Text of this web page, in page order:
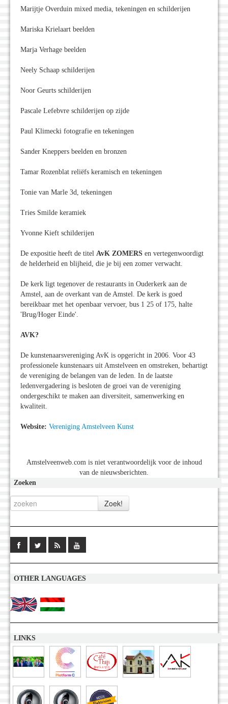
Marijtje Overduin mixed media, tekeningen en schilderijen
Mariska Krielaart beelden
Marja Verhage beelden
Neely Schaap schilderijen
Noor Geurts schilderijen
Pascale Lefebvre schilderijen op zijde
Paul Klimecki fotografie en tekeningen
Sander Kneppers beelden en bronzen
Tamar Rozenblat reliëfs keramisch en tekeningen
Tonie van Marle 3d, tekeningen
Tries Smilde keramiek
Yvonne Kieft schilderijen
De expositie heeft de titel AvK ZOMERS en vertegenwoordigt
de helderheid en blijheid, die je bij een zomer verwacht.
De kerk ligt tegenover de restaurants in Ouderkerk aan de
Amstel, aan de overkant van de Amstel. De kerk is goed
bereikbaar met het openbaar vervoer, bus 1 25 of 175, halte
'Brug/Hoger Einde'.
AVK?
De kunstenaarsvereniging AvK is opgericht in 2006. Voor 43
professionele kunstenaars uit Amstelveen en omstreken, behartigt
de vereniging de belangen van de leden. In de laatste
ledenvergadering is besloten de groei van de vereniging
ondergeschikt te maken aan diversiteit, samenwerking en
kwaliteit.
Website: Vereniging Amstelveen Kunst
Amstelveenweb.com is niet verantwoordelijk voor de inhoud
van de nieuwsberichten.
Zoeken
OTHER LANGUAGES
LINKS